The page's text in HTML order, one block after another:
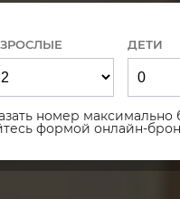
ДЕТИ
номер
формой онлайн-